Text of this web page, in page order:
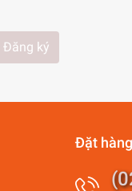
Đăng ký
Đặt